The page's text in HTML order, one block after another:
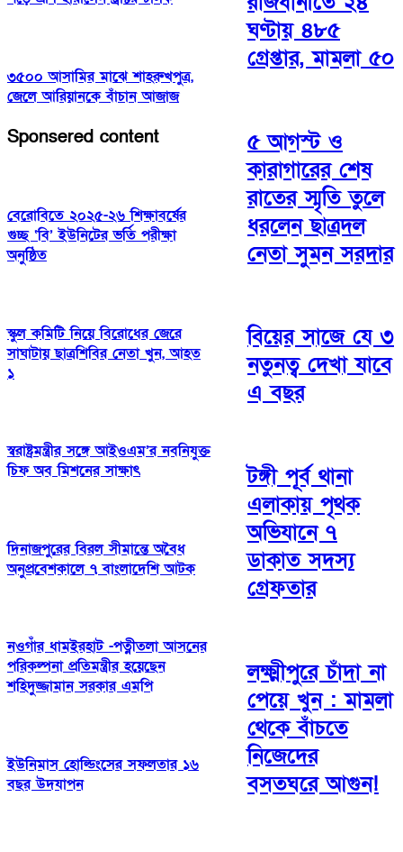
৩৫০০ আসামির মাঝে শাহরুখপুত্র,
জেলে আরিয়ানকে বাঁচান আজাজ
Sponsered content
বেরোবিতে ২০২৫-২৬ শিক্ষাবর্ষের
গুচ্ছ ‘বি’ ইউনিটের ভর্তি পরীক্ষা
অনুষ্ঠিত
স্কুল কমিটি নিয়ে বিরোধের জেরে
সাঘাটায় ছাত্রশিবির নেতা খুন, আহত
১
স্বরাষ্ট্রমন্ত্রীর সঙ্গে আইওএম’র নবনিযুক্ত
চিফ অব মিশনের সাক্ষাৎ
দিনাজপুরের বিরল সীমান্তে অবৈধ
অনুপ্রবেশকালে ৭ বাংলাদেশি আটক
নওগাঁর ধামইরহাট -পত্নীতলা আসনের
পরিকল্পনা প্রতিমন্ত্রীর হয়েছেন
শহিদুজ্জামান সরকার এমপি
ইউনিমাস হোল্ডিংসের সফলতার ১৬
বছর উদযাপন
ঘণ্টায় ৪৮৫
গ্রেপ্তার, মামলা ৫০
৫ আগস্ট ও
কারাগারের শেষ
রাতের স্মৃতি তুলে
ধরলেন ছাত্রদল
নেতা সুমন সরদার
বিয়ের সাজে যে ৩
নতুনত্ব দেখা যাবে
এ বছর
টঙ্গী পূর্ব থানা
এলাকায় পৃথক
অভিযানে ৭
ডাকাত সদস্য
গ্রেফতার
লক্ষ্মীপুরে চাঁদা না
পেয়ে খুন : মামলা
থেকে বাঁচতে
নিজেদের
বসতঘরে আগুন!